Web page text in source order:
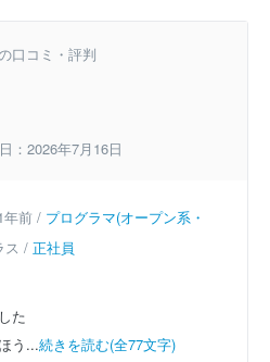
口コミ・評判
：2026年7月16日
年前 / プログラマ(オープン系・
ス / 正社員
た
う...続きを読む(全77文字)